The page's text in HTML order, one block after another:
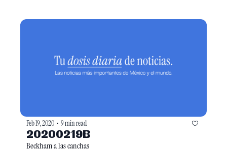
Feb 19, 2020 • 9 min read
20200219B
Beckham a las canchas